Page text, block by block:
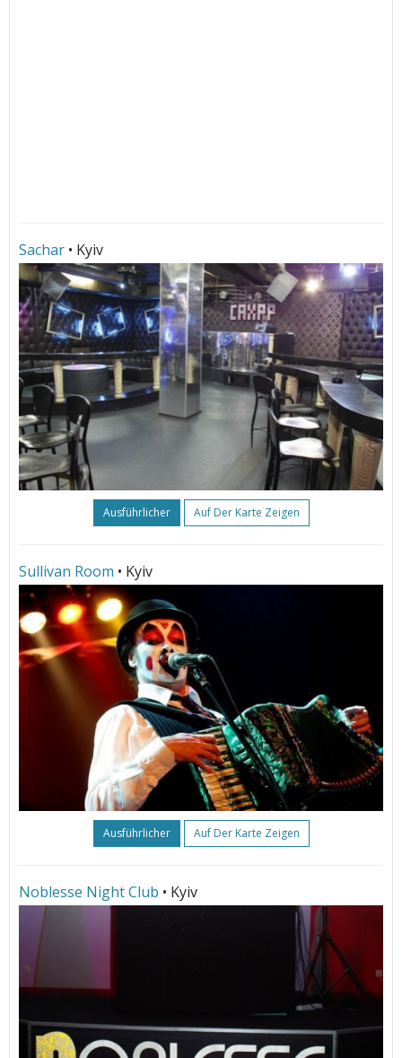
Sachar • Kyiv
Ausführlicher Auf Der Karte Zeigen
Sullivan Room • Kyiv
Ausführlicher Auf Der Karte Zeigen
Noblesse Night Club • Kyiv